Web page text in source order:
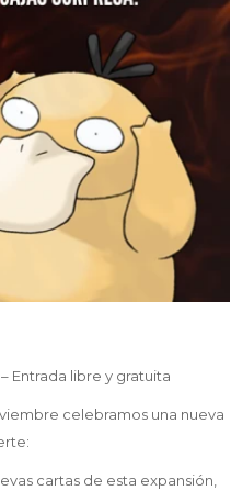
Entrada libre y gratuita
celebramos una nueva
cartas de esta expansión,